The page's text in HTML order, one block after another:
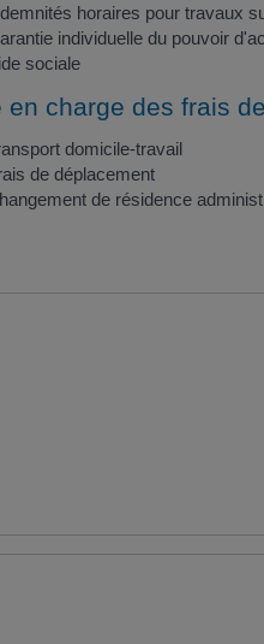
horaires pour travaux
individuelle du pouvoir
sociale
en charge des frais
domicile-travail
de déplacement
de résidence